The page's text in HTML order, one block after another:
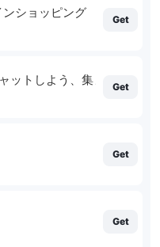
ショッピング Get
ットしよう、集まろうGet
Get
Get